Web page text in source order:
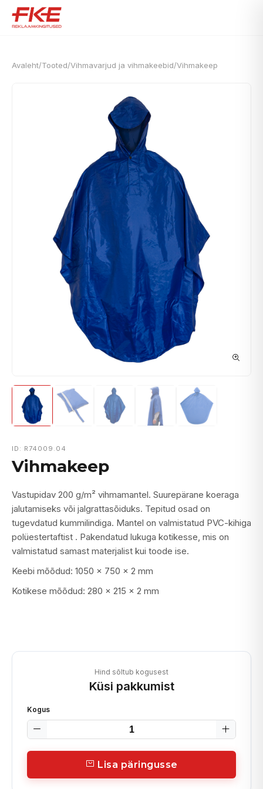
Avaleht/Tooted/Vihmavarjud ja vihmakeebid/Vihmakeep
ID: R74009.04
Vihmakeep
Vastupidav 200 g/m² vihmamantel. Suurepärane koeraga
jalutamiseks või jalgrattasõiduks. Tepitud osad on
tugevdatud kummilindiga. Mantel on valmistatud PVC-kihiga
polüestertaftist . Pakendatud lukuga kotikesse, mis on
valmistatud samast materjalist kui toode ise.
Keebi mõõdud: 1050 × 750 × 2 mm
Kotikese mõõdud: 280 x 215 x 2 mm
Hind sõltub kogusest
Küsi pakkumist
Kogus
Lisa päringusse